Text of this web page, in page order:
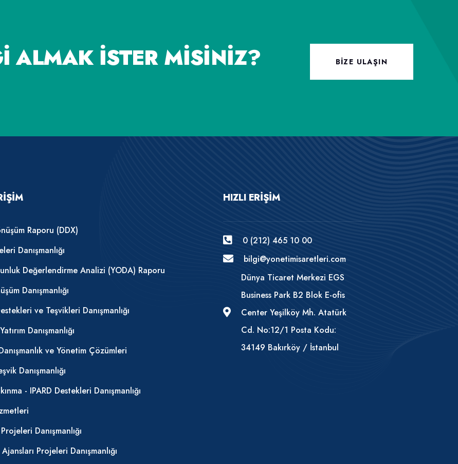
ALMAK İSTER MISINIZ? BIZE ULAŞIN
Raporu (DDX)
Danışmanlığı
Değerlendirme Analizi (YODA) Raporu
Danışmanlığı
ve Teşvikleri Danışmanlığı
Danışmanlığı
ve Yönetim Çözümleri
Danışmanlığı
- IPARD Destekleri Danışmanlığı
Danışmanlığı
Projeleri Danışmanlığı
HIZLI ERIŞIM
0 (212) 465 10 00
bilgi@yonetimisaretleri.com
Dünya Ticaret Merkezi EGS
Business Park B2 Blok E-ofis
Center Yeşilköy Mh. Atatürk
Cd. No:12/1 Posta Kodu:
34149 Bakırköy / İstanbul